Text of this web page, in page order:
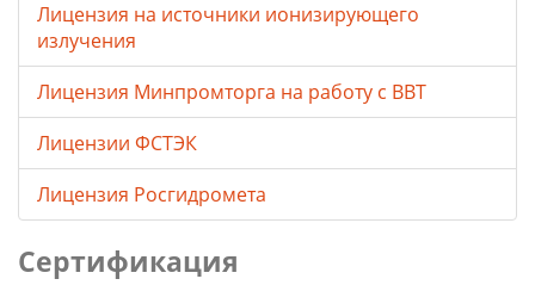
Лицензия на источники ионизирующего
излучения
Лицензия Минпромторга на работу с ВВТ
Лицензии ФСТЭК
Лицензия Росгидромета
Сертификация